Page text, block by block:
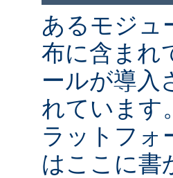
あるモジュ
布に含まれ
ールが導入
れています
ラットフォ
はここに書